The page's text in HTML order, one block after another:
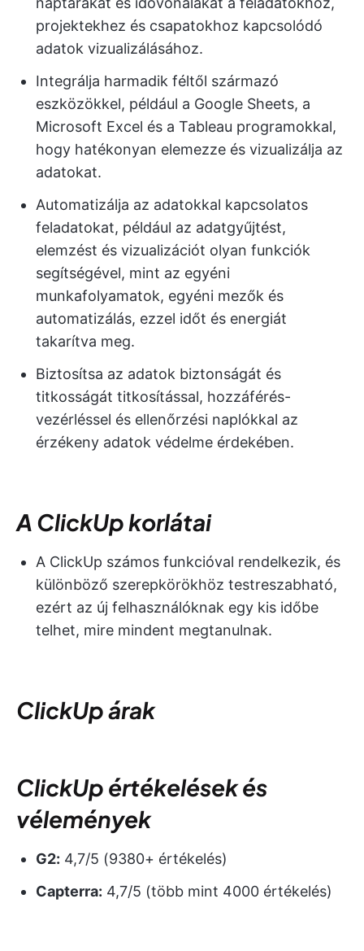
projektekhez és csapatokhoz kapcsolódó
adatok vizualizálásához.
Integrálja harmadik féltől származó
eszközökkel, például a Google Sheets, a
Microsoft Excel és a Tableau programokkal,
hogy hatékonyan elemezze és vizualizálja az
adatokat.
Automatizálja az adatokkal kapcsolatos
feladatokat, például az adatgyűjtést,
elemzést és vizualizációt olyan funkciók
segítségével, mint az egyéni
munkafolyamatok, egyéni mezők és
automatizálás, ezzel időt és energiát
takarítva meg.
Biztosítsa az adatok biztonságát és
titkosságát titkosítással, hozzáférés-
vezérléssel és ellenőrzési naplókkal az
érzékeny adatok védelme érdekében.
A ClickUp korlátai
A ClickUp számos funkcióval rendelkezik, és
különböző szerepkörökhöz testreszabható,
ezért az új felhasználóknak egy kis időbe
telhet, mire mindent megtanulnak.
ClickUp árak
ClickUp értékelések és
vélemények
G2: 4,7/5 (9380+ értékelés)
Capterra: 4,7/5 (több mint 4000 értékelés)